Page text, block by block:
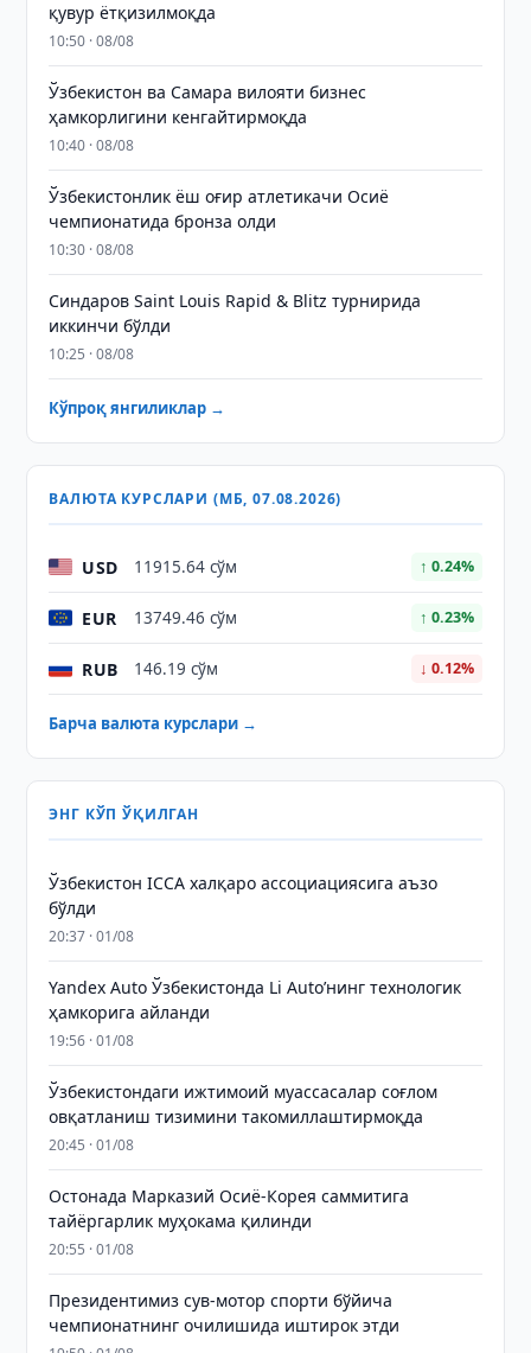
қувур ётқизилмоқда
10:50 · 08/08
Ўзбекистон ва Самара вилояти бизнес
ҳамкорлигини кенгайтирмоқда
10:40 · 08/08
Ўзбекистонлик ёш оғир атлетикачи Осиё
чемпионатида бронза олди
10:30 · 08/08
Синдаров Saint Louis Rapid & Blitz турнирида
иккинчи бўлди
10:25 · 08/08
Кўпроқ янгиликлар →
ВАЛЮТА КУРСЛАРИ (МБ, 07.08.2026)
USD 11915.64 сўм ↑ 0.24%
EUR 13749.46 сўм ↑ 0.23%
RUB 146.19 сўм ↓ 0.12%
Барча валюта курслари →
ЭНГ КЎП ЎҚИЛГАН
Ўзбекистон ICCA халқаро ассоциациясига аъзо
бўлди
20:37 · 01/08
Yandex Auto Ўзбекистонда Li Auto’нинг технологик
ҳамкорига айланди
19:56 · 01/08
Ўзбекистондаги ижтимоий муассасалар соғлом
овқатланиш тизимини такомиллаштирмоқда
20:45 · 01/08
Остонада Марказий Осиё-Корея саммитига
тайёргарлик муҳокама қилинди
20:55 · 01/08
Президентимиз сув-мотор спорти бўйича
чемпионатнинг очилишида иштирок этди